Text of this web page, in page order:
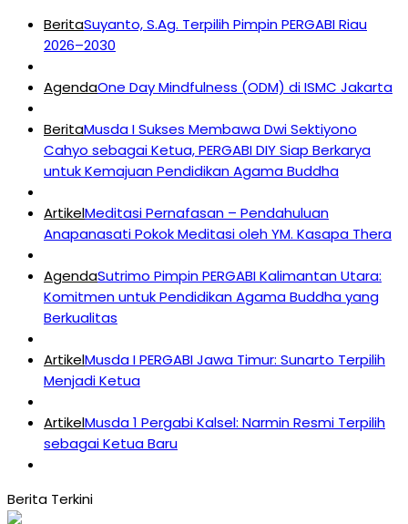
BeritaSuyanto, S.Ag. Terpilih Pimpin PERGABI Riau
2026–2030
AgendaOne Day Mindfulness (ODM) di ISMC Jakarta
BeritaMusda I Sukses Membawa Dwi Sektiyono
Cahyo sebagai Ketua, PERGABI DIY Siap Berkarya
untuk Kemajuan Pendidikan Agama Buddha
ArtikelMeditasi Pernafasan – Pendahuluan
Anapanasati Pokok Meditasi oleh YM. Kasapa Thera
AgendaSutrimo Pimpin PERGABI Kalimantan Utara:
Komitmen untuk Pendidikan Agama Buddha yang
Berkualitas
ArtikelMusda I PERGABI Jawa Timur: Sunarto Terpilih
Menjadi Ketua
ArtikelMusda 1 Pergabi Kalsel: Narmin Resmi Terpilih
sebagai Ketua Baru